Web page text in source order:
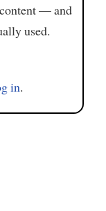
— and
used.
in.